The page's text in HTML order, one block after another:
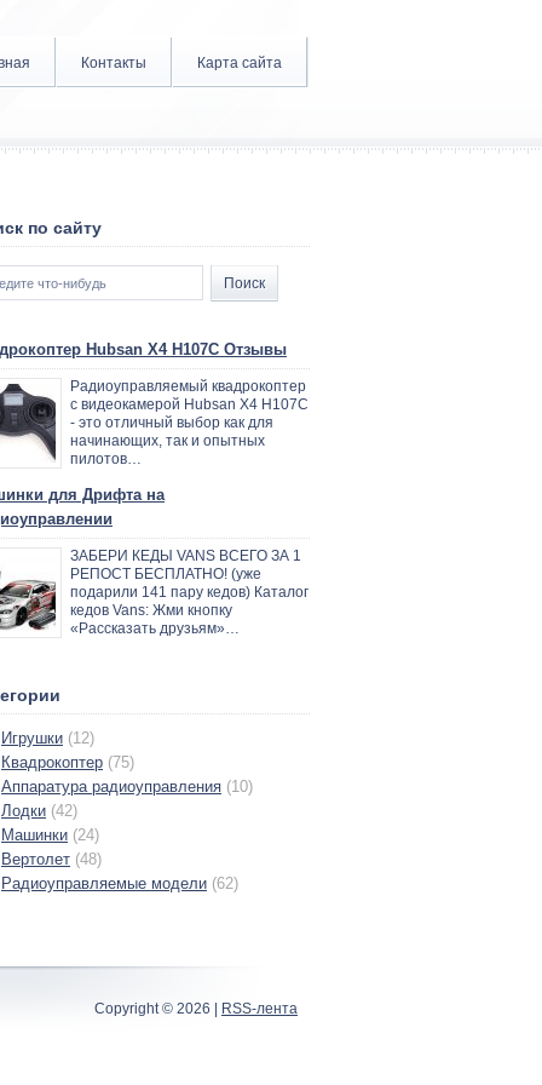
Контакты Карта сайта
по сайту
Hubsan X4 H107C Отзывы
Радиоуправляемый квадрокоптер
с видеокамерой Hubsan X4 H107C
- это отличный выбор как для
начинающих, так и опытных
пилотов…
для Дрифта на
ЗАБЕРИ КЕДЫ VANS ВСЕГО ЗА 1
РЕПОСТ БЕСПЛАТНО! (уже
подарили 141 пару кедов) Каталог
кедов Vans: Жми кнопку
«Рассказать друзьям»…
Игрушки (12)
Квадрокоптер (75)
Аппаратура радиоуправления (10)
Лодки (42)
Машинки (24)
Вертолет (48)
Радиоуправляемые модели (62)
Copyright © 2026 | RSS-лента